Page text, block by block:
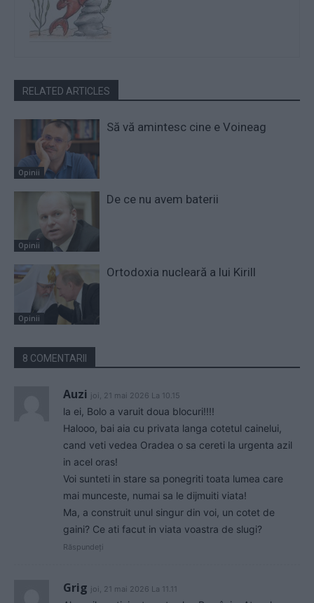
RELATED ARTICLES
Opinii
Să vă amintesc cine e Voineag
Opinii
De ce nu avem baterii
Opinii
Ortodoxia nucleară a lui Kirill
8 COMENTARII
Auzi joi, 21 mai 2026 La 10.15
la ei, Bolo a varuit doua blocuri!!!!
Halooo, bai aia cu privata langa cotetul cainelui,
cand veti vedea Oradea o sa cereti la urgenta azil
in acel oras!
Voi sunteti in stare sa ponegriti toata lumea care
mai munceste, numai sa le dijmuiti viata!
Ma, a construit unul singur din voi, un cotet de
gaini? Ce ati facut in viata voastra de slugi?
Răspundeți
Grig joi, 21 mai 2026 La 11.11